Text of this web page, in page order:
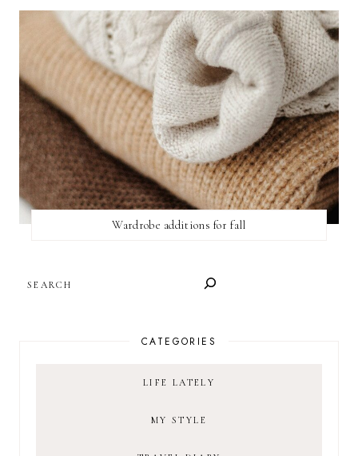
Wardrobe additions for fall
CATEGORIES
LIFE LATELY
MY STYLE